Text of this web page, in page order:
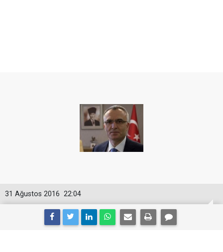
22:04
31 Ağustos 2016